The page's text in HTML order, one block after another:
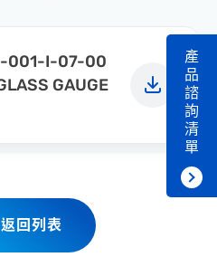
001-I-07-00
GAUGE
返回列表
產
品
諮
詢
清
單